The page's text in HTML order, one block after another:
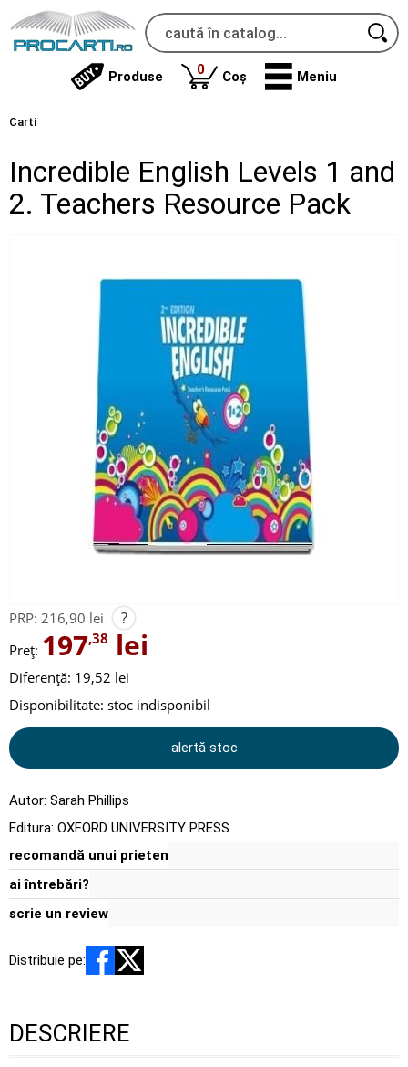
Produse 0produse
Coș Meniu
Carti
Incredible English Levels 1 and
2. Teachers Resource Pack
PRP: 216,90 lei ?
Preț: 197,38 lei
Diferență: 19,52 lei
Disponibilitate: stoc indisponibil
alertă stoc
Autor: Sarah Phillips
Editura: OXFORD UNIVERSITY PRESS
recomandă unui prieten
ai întrebări?
scrie un review
Distribuie pe:
DESCRIERE